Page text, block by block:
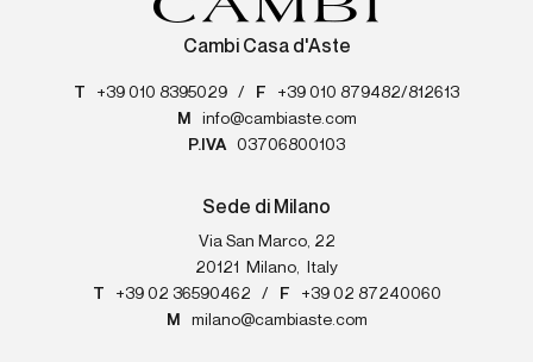
Cambi Casa d'Aste
T +39 010 8395029 / F
+39 010 879482/812613
M
info@cambiaste.com
P.IVA
03706800103
Sede di Milano
Via San Marco, 22
20121
Milano,
Italy
T
+39 02 36590462 / F
+39 02 87240060
M
milano@cambiaste.com